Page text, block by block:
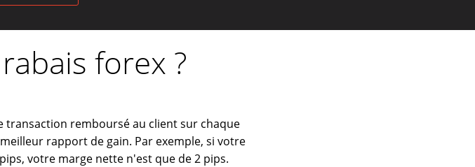
forex ?
remboursé au client sur chaque
rapport de gain. Par exemple, si votre
votre marge nette n'est que de 2 pips.